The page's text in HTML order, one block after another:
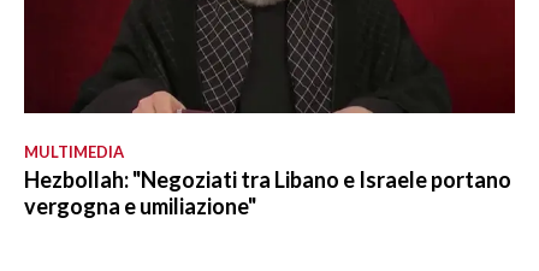
MULTIMEDIA
Hezbollah: "Negoziati tra Libano e Israele portano
vergogna e umiliazione"